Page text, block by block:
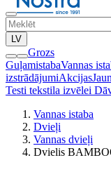
LV
Grozs
GuļamistabaVannas
izstrādājumiAkcijas
Testi tekstila izvēlei
Vannas istaba
Dvieļi
Vannas dvieļi
Dvielis